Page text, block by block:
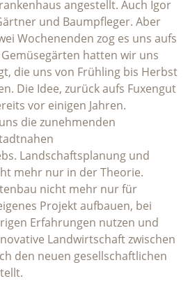
angestellt. Auch Igor
und Baumpfleger. Aber
Wochenenden zog es uns aufs
hatten wir uns
die uns von Frühling bis Herbst
Die Idee, zurück aufs Fuxengut
vor einigen Jahren.
die zunehmenden
Landschaftsplanung und
mehr nur in der Theorie.
nicht mehr nur für
Projekt aufbauen, bei
Erfahrungen nutzen und
Landwirtschaft zwischen
den neuen gesellschaftlichen